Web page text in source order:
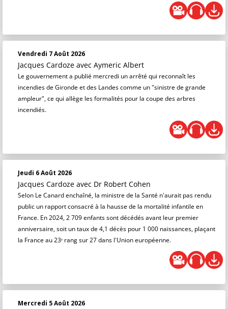
Vendredi 7 Août 2026
Jacques Cardoze avec Aymeric Albert
Le gouvernement a publié mercredi un arrêté qui reconnaît les
incendies de Gironde et des Landes comme un "sinistre de grande
ampleur", ce qui allège les formalités pour la coupe des arbres
incendiés.
Jeudi 6 Août 2026
Jacques Cardoze avec Dr Robert Cohen
Selon Le Canard enchaîné, la ministre de la Santé n'aurait pas rendu
public un rapport consacré à la hausse de la mortalité infantile en
France. En 2024, 2 709 enfants sont décédés avant leur premier
anniversaire, soit un taux de 4,1 décès pour 1 000 naissances, plaçant
la France au 23ᵉ rang sur 27 dans l'Union européenne.
Mercredi 5 Août 2026